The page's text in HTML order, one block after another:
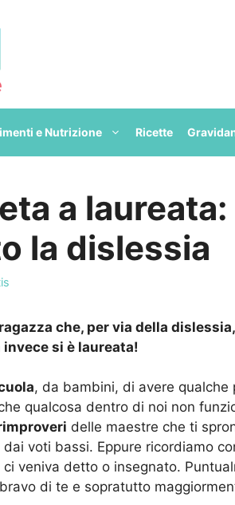
e Nutrizione Ricette
a
la dislessia
che, per via della
si è laureata!
, da bambini, di avere qualche
qualcosa dentro di noi non
delle maestre che ti
voti bassi. Eppure ricordiamo
veniva detto o insegnato.
di te e sopratutto